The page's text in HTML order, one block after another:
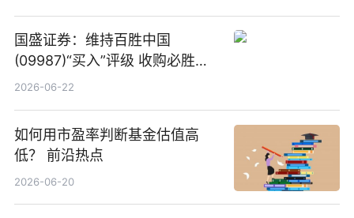
国盛证券：维持百胜中国
(09987)“买入”评级 收购必胜客
中国增厚利润加速成长 信息
2026-06-22
如何用市盈率判断基金估值高
低？ 前沿热点
2026-06-20